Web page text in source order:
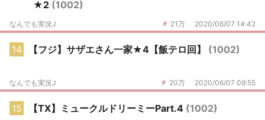
★2 (1002)
21万 2020/06/07 14:42
なんでも実況J
14 【フジ】サザエさん一家★4【飯テロ回】 (1002)
20万 2020/06/07 09:55
なんでも実況J
15 【TX】ミュークルドリーミーPart.4 (1002)